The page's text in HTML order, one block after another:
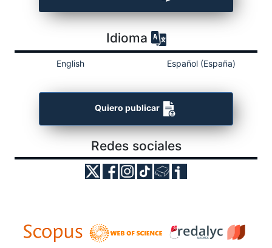
Idioma
English Español (España)
Quiero publicar
Redes sociales